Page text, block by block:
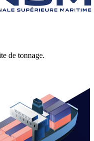
de tonnage.